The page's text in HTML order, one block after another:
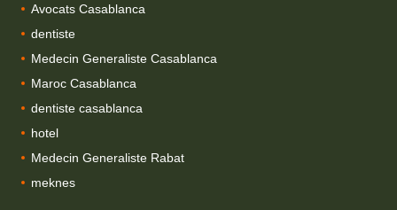
Avocats Casablanca
dentiste
Medecin Generaliste Casablanca
Maroc Casablanca
dentiste casablanca
hotel
Medecin Generaliste Rabat
meknes